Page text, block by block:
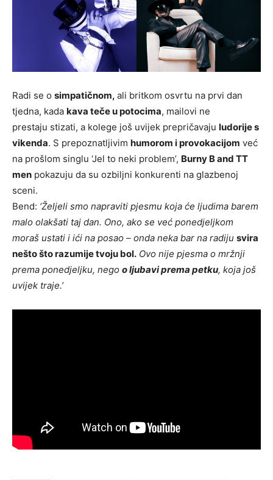
Radi se o simpatičnom, ali britkom osvrtu na prvi dan
tjedna, kada kava teče u potocima, mailovi ne
prestaju stizati, a kolege još uvijek prepričavaju ludorije s
vikenda. S prepoznatljivim humorom i provokacijom već
na prošlom singlu ‘Jel to neki problem’, Burny B and TT
men pokazuju da su ozbiljni konkurenti na glazbenoj
sceni.
Bend: ‘Željeli smo napraviti pjesmu koja će ljudima barem
malo olakšati taj dan. Ono, ako se već ponedjeljkom
moraš ustati i ići na posao – onda neka bar na radiju svira
nešto što razumije tvoju bol. Ovo nije pjesma o mržnji
prema ponedjeljku, nego o ljubavi prema petku, koja još
uvijek traje.’